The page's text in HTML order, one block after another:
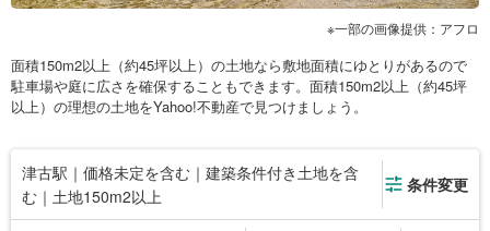
一部の画像提供：アフロ
面積150m2以上（約45坪以上）の土地なら敷地面積にゆとりがあるので
駐車場や庭に広さを確保することもできます。面積150m2以上（約45坪
以上）の理想の土地をYahoo!不動産で見つけましょう。
津古駅｜価格未定を含む｜建築条件付き土地を含
む｜土地150m2以上
条件変更